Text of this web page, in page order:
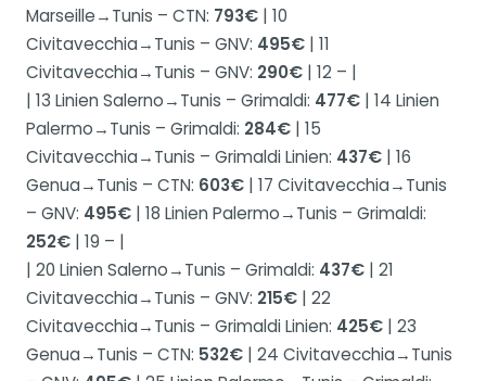
Marseille→Tunis – CTN: 793€ | 10
Civitavecchia→Tunis – GNV: 495€ | 11
Civitavecchia→Tunis – GNV: 290€ | 12 – |
| 13 Linien Salerno→Tunis – Grimaldi: 477€ | 14 Linien
Palermo→Tunis – Grimaldi: 284€ | 15
Civitavecchia→Tunis – Grimaldi Linien: 437€ | 16
Genua→Tunis – CTN: 603€ | 17 Civitavecchia→Tunis
– GNV: 495€ | 18 Linien Palermo→Tunis – Grimaldi:
252€ | 19 – |
| 20 Linien Salerno→Tunis – Grimaldi: 437€ | 21
Civitavecchia→Tunis – GNV: 215€ | 22
Civitavecchia→Tunis – Grimaldi Linien: 425€ | 23
Genua→Tunis – CTN: 532€ | 24 Civitavecchia→Tunis